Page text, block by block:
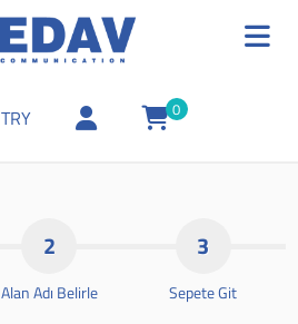
TRY 0
2
Alan Adı Belirle
3
Sepete Git